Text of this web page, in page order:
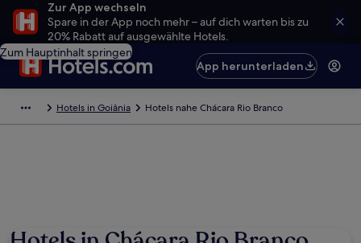
Zur App wechseln
Spare in der App noch mehr – auf dich warten bis zu
20% Rabatt auf ausgewählte Hotels.
Zum Hauptinhalt springen
App herunterladen
Hotels in Goiânia Hotels nahe Chácara Rio Branco